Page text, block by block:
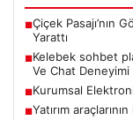
■Çiçek Pasajı’nın
Yarattı
■Kelebek sohbet
Ve Chat Deneyimi
■Kurumsal
■Yatırım